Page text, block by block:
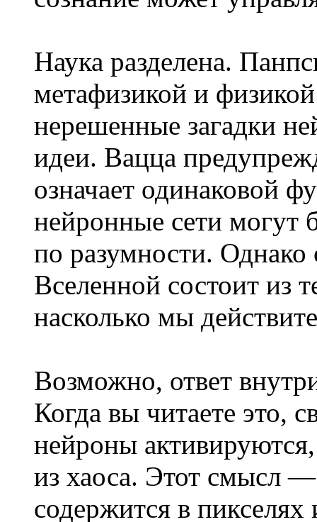
Наука разделена.
метафизикой и
нерешенные загадки
идеи. Вацца
означает одинаковой
нейронные сети могут
по разумности. Однако
Вселенной состоит из
насколько мы
Возможно, ответ
Когда вы читаете это,
нейроны
из хаоса. Этот смысл
содержится в пикселях